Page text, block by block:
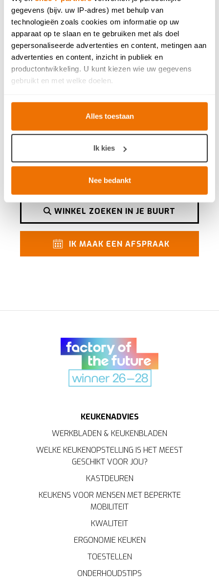
gegevens (bijv. uw IP-adres) met behulp van
technologieën zoals cookies om informatie op uw
apparaat op te slaan en te gebruiken met als doel
gepersonaliseerde advertenties en content, metingen aan
advertenties en content, inzicht in publiek en
productontwikkeling. U kunt kiezen wie uw gegevens
gebruikt en met welke doelen.
Als u het toestaat, willen we ook graag:
Informatie verzamelen over uw geografische locatie,
die tot een paar meter nauwkeurig kan zijn
op specifieke eigenschappen (fingerprinting)
Lees meer over hoe uw persoonlijke gegevens worden
verwerkt en stel uw voorkeuren in het
intrekken in de Cookieverklaring.
Breng uw cookies, net als een keukenproject, op smaak
accepteren, geniet u van een vloeiende ervaring. Ze
Alles toestaan
Ik kies
Nee bedankt
ALLE SCANDINAVISCHE KEUKENS
BEKIJKEN
Wil jij ook thuiskomen
in je droomkeuken?
Laat een fotorealistisch ontwerp van je
toonzalen. Bekijk hem nadien in
WINKEL ZOEKEN IN JE BUURT
IK MAAK EEN AFSPRAAK
KEUKENADVIES
WERKBLADEN & KEUKENBLADEN
WELKE KEUKENOPSTELLING IS HET MEEST
GESCHIKT VOOR JOU?
KASTDEUREN
KEUKENS VOOR MENSEN MET BEPERKTE
MOBILITEIT
KWALITEIT
ERGONOMIE KEUKEN
TOESTELLEN
ONDERHOUDSTIPS